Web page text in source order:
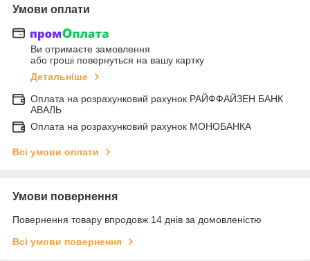
Умови оплати
Ви отримаєте замовлення
або гроші повернуться на вашу картку
Детальніше
Оплата на розрахунковий рахунок РАЙФФАЙЗЕН БАНК
АВАЛЬ
Оплата на розрахунковий рахунок МОНОБАНКА
Всі умови оплати
Умови повернення
Повернення товару впродовж 14 днів за домовленістю
Всі умови повернення